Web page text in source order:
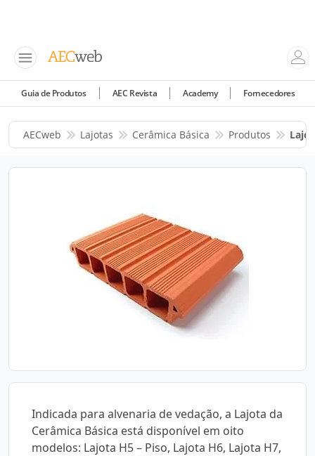
Guia de Produtos AEC Revista Academy Fornecedores
AECweb Lajotas Cerâmica Básica Produtos
Indicada para alvenaria de vedação, a Lajota da
Cerâmica Básica está disponível em oito
modelos: Lajota H5 – Piso, Lajota H6, Lajota H7,